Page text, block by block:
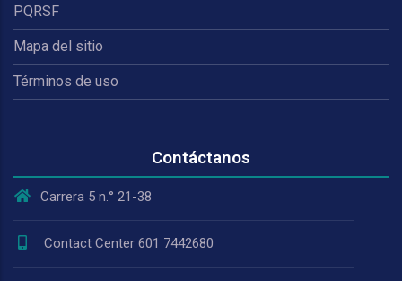
PQRSF
Mapa del sitio
Términos de uso
Contáctanos
Carrera 5 n.° 21-38
Contact Center 601 7442680